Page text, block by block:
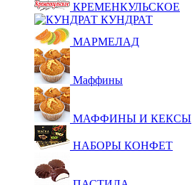
КРЕМЕНКУЛЬСКОЕ
КУНДРАТ
МАРМЕЛАД
Маффины
МАФФИНЫ И КЕКСЫ
НАБОРЫ КОНФЕТ